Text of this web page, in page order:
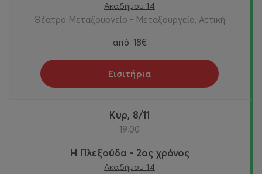
Ακαδήμου 14
Θέατρο Μεταξουργείο - Μεταξουργείο, Αττική
από 18€
Εισιτήρια
Κυρ, 8/11
19:00
Η Πλεξούδα - 2ος χρόνος
Ακαδήμου 14